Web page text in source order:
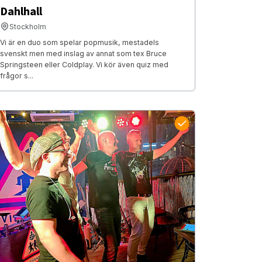
Dahlhall
Stockholm
Vi är en duo som spelar popmusik, mestadels
svenskt men med inslag av annat som tex Bruce
Springsteen eller Coldplay. Vi kör även quiz med
frågor s...